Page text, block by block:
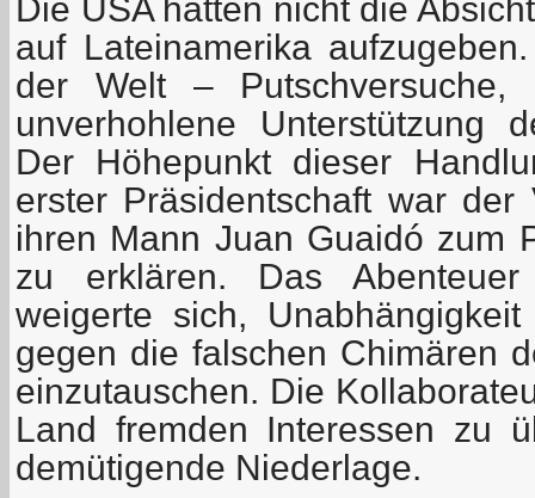
Die USA hatten nicht die
auf Lateinamerika
der Welt – Putschversuche,
unverhohlene Unterstützung
Der Höhepunkt dieser
erster Präsidentschaft war der
ihren Mann Juan Guaidó zum
zu erklären. Das
weigerte sich,
gegen die falschen Chimären
einzutauschen. Die
Land fremden Interessen zu
demütigende Niederlage.